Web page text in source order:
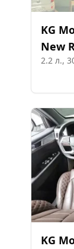
KG
New
2.2 л.,
KG